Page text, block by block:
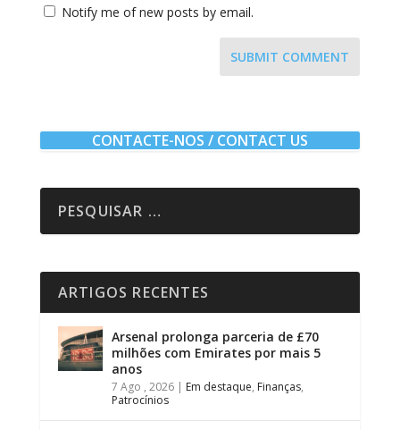
Notify me of new posts by email.
SUBMIT COMMENT
CONTACTE-NOS / CONTACT US
ARTIGOS RECENTES
Arsenal prolonga parceria de £70
milhões com Emirates por mais 5
anos
7 Ago , 2026| Em destaque, Finanças,
Patrocínios